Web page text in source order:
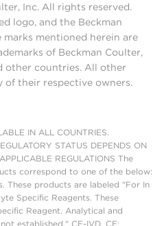
Inc. All rights reserved.
logo, and the Beckman
mentioned herein are
of Beckman Coulter,
other countries. All other
of their respective owners.
IN ALL COUNTRIES.
STATUS DEPENDS ON
REGULATIONS The
correspond to one of the below:
These products are labeled "For In
Specific Reagents. These
Reagent. Analytical and
established." CE-IVD, CE: